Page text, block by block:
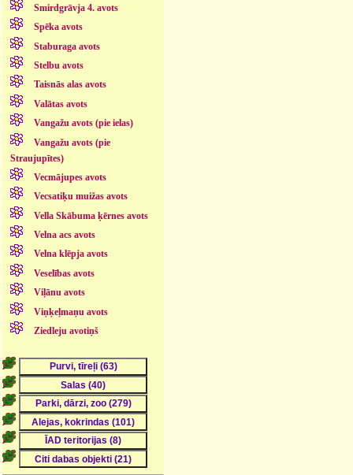
Smirdgrāvja 4. avots
Spēka avots
Staburaga avots
Stelbu avots
Taisnās alas avots
Valātas avots
Vangažu avots (pie ielas)
Vangažu avots (pie
Straujupītes)
Vecmājupes avots
Vecsatiķu muižas avots
Vella Skābuma ķērnes avots
Velna acs avots
Velna klēpja avots
Veselības avots
Viļānu avots
Viņķeļmaņu avots
Ziedleju avotiņš